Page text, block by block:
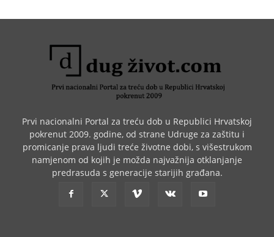
Prvi nacionalni Portal za treću dob u Republici Hrvatskoj
pokrenut 2009. godine, od strane Udruge za zaštitu i
promicanje prava ljudi treće životne dobi, s višestrukom
namjenom od kojih je možda najvažnija otklanjanje
predrasuda s generacije starijih građana.